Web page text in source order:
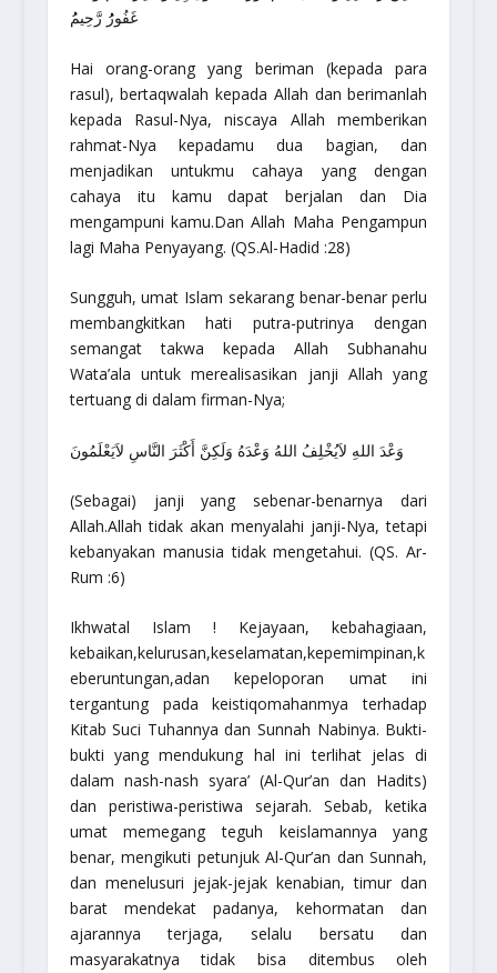
غَفُورُُ رَّحِيمُُ
Hai orang-orang yang beriman (kepada para
rasul), bertaqwalah kepada Allah dan berimanlah
kepada Rasul-Nya, niscaya Allah memberikan
rahmat-Nya kepadamu dua bagian, dan
menjadikan untukmu cahaya yang dengan
cahaya itu kamu dapat berjalan dan Dia
mengampuni kamu.Dan Allah Maha Pengampun
lagi Maha Penyayang. (QS.Al-Hadid :28)
Sungguh, umat Islam sekarang benar-benar perlu
membangkitkan hati putra-putrinya dengan
semangat takwa kepada Allah Subhanahu
Wata’ala untuk merealisasikan janji Allah yang
tertuang di dalam firman-Nya;
وَعْدَ اللهِ لاَيُخْلِفُ اللهُ وَعْدَهُ وَلَكِنَّ أَكْثَرَ النَّاسِ لاَيَعْلَمُونَ
(Sebagai) janji yang sebenar-benarnya dari
Allah.Allah tidak akan menyalahi janji-Nya, tetapi
kebanyakan manusia tidak mengetahui. (QS. Ar-
Rum :6)
Ikhwatal Islam ! Kejayaan, kebahagiaan,
kebaikan,kelurusan,keselamatan,kepemimpinan,k
eberuntungan,adan kepeloporan umat ini
tergantung pada keistiqomahanmya terhadap
Kitab Suci Tuhannya dan Sunnah Nabinya. Bukti-
bukti yang mendukung hal ini terlihat jelas di
dalam nash-nash syara’ (Al-Qur’an dan Hadits)
dan peristiwa-peristiwa sejarah. Sebab, ketika
umat memegang teguh keislamannya yang
benar, mengikuti petunjuk Al-Qur’an dan Sunnah,
dan menelusuri jejak-jejak kenabian, timur dan
barat mendekat padanya, kehormatan dan
ajarannya terjaga, selalu bersatu dan
masyarakatnya tidak bisa ditembus oleh